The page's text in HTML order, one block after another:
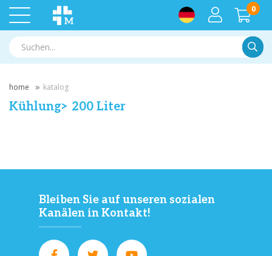
0
home katalog
Kühlung> 200 Liter
Bleiben Sie auf unseren sozialen
Kanälen in Kontakt!